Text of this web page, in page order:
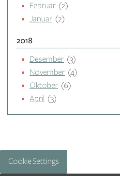
Februar (2)
Januar (2)
2018
Desember (3)
November (4)
Oktober (6)
April
(3)
Cookie Settings